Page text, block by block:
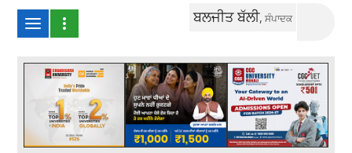
ਬਲਜੀਤ ਬੱਲੀ,ਸੰਪਾਦਕ